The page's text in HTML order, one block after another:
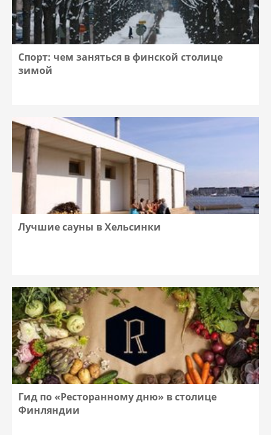
Спорт: чем заняться в финской столице
зимой
Лучшие сауны в Хельсинки
Гид по «Ресторанному дню» в столице
Финляндии